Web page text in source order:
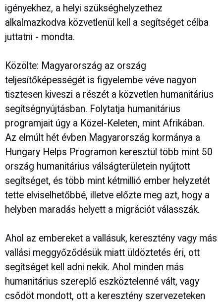
igényekhez, a helyi szükséghelyzethez
alkalmazkodva közvetlenül kell a segítséget célba
juttatni - mondta.
Közölte: Magyarország az ország
teljesítőképességét is figyelembe véve nagyon
tisztesen kiveszi a részét a közvetlen humanitárius
segítségnyújtásban. Folytatja humanitárius
programjait úgy a Közel-Keleten, mint Afrikában.
Az elmúlt hét évben Magyarország kormánya a
Hungary Helps Programon keresztül több mint 50
ország humanitárius válságterületein nyújtott
segítséget, és több mint kétmillió ember helyzetét
tette elviselhetőbbé, illetve előzte meg azt, hogy a
helyben maradás helyett a migrációt válasszák.
Ahol az embereket a vallásuk, keresztény vagy más
vallási meggyőződésük miatt üldöztetés éri, ott
segítséget kell adni nekik. Ahol minden más
humanitárius szereplő eszköztelenné vált, vagy
csődöt mondott, ott a keresztény szervezeteken